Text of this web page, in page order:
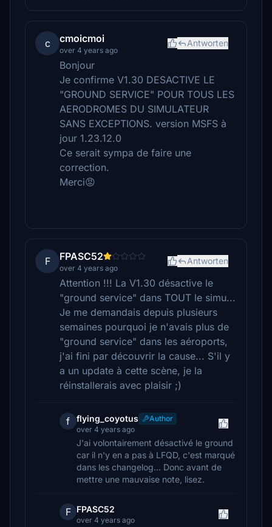
c cmoicmoi
over 4 years ago
Antworten
Bonjour
Je confirme V1.30 DESACTIVE LE
"GROUND SERVICE" POUR TOUS LES
AERODROMES DU SIMULATEUR
SANS EXCEPTIONS. version MSFS à
jour 1.23.12.0
Ce serait sympa de faire une
correction.
Merci😡
F FPASC52
over 4 years ago
Antworten
Attention !!! La V1.30 désactive le
"ground service" dans TOUT le simu...
Je me demandais depuis plusieurs
semaines pourquoi je n'avais plus de
"ground service" dans les aéroports,
j'ai fini par découvrir la cause... S'il y
a un update à cette scène, je la
réinstallerais avec plaisir ;)
f flying_coyotus
Author
over 4 years ago
J'ai volontairement désactivé le ground
car il n'y en a pas à LFQD, c'est marqué
dans les changelog... Donc avant de
mettre une mauvaise note, lisez.
F FPASC52
over 4 years ago